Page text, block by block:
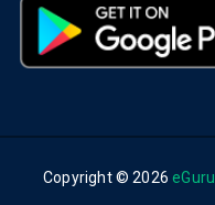
Copyright © 2026eGuru